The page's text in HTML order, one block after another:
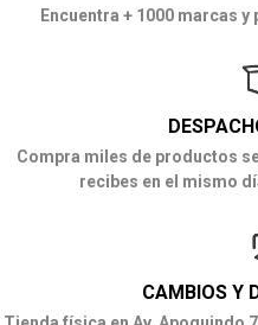
Encuentra + 1000 marcas
Compra miles de productos
recibes en el mismo
CAMBIOS Y